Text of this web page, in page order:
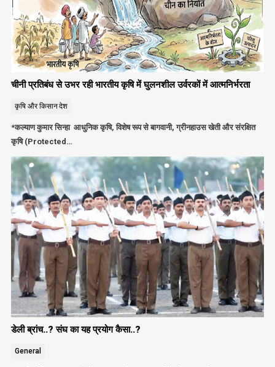
चीनी प्रतिबंध से उभर रही भारतीय कृषि में घुलनशील उर्वरकों में आत्मनिर्भरता
कृषि और किसानदेश
*कल्याण कुमार सिन्हा आधुनिक कृषि, विशेष रूप से बागवानी, ग्रीनहाउस खेती और संरक्षित
कृषि (Protected…
डेली ब्रांच..? संघ का यह प्रयोग कैसा..?
General